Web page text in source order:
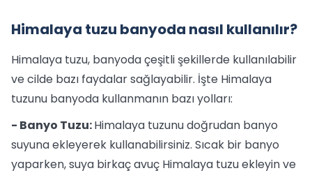
Himalaya tuzu banyoda nasıl kullanılır?
Himalaya tuzu, banyoda çeşitli şekillerde kullanılabilir
ve cilde bazı faydalar sağlayabilir. İşte Himalaya
tuzunu banyoda kullanmanın bazı yolları:
- Banyo Tuzu:Himalaya tuzunu doğrudan banyo
suyuna ekleyerek kullanabilirsiniz. Sıcak bir banyo
yaparken, suya birkaç avuç Himalaya tuzu ekleyin ve